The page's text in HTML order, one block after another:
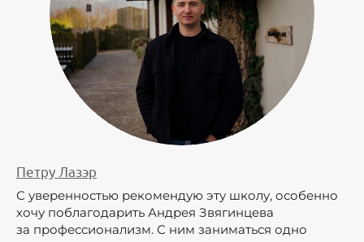
Петру Лазэр
С уверенностью рекомендую эту школу, особенно
хочу поблагодарить Андрея Звягинцева
за профессионализм. С ним заниматься одно